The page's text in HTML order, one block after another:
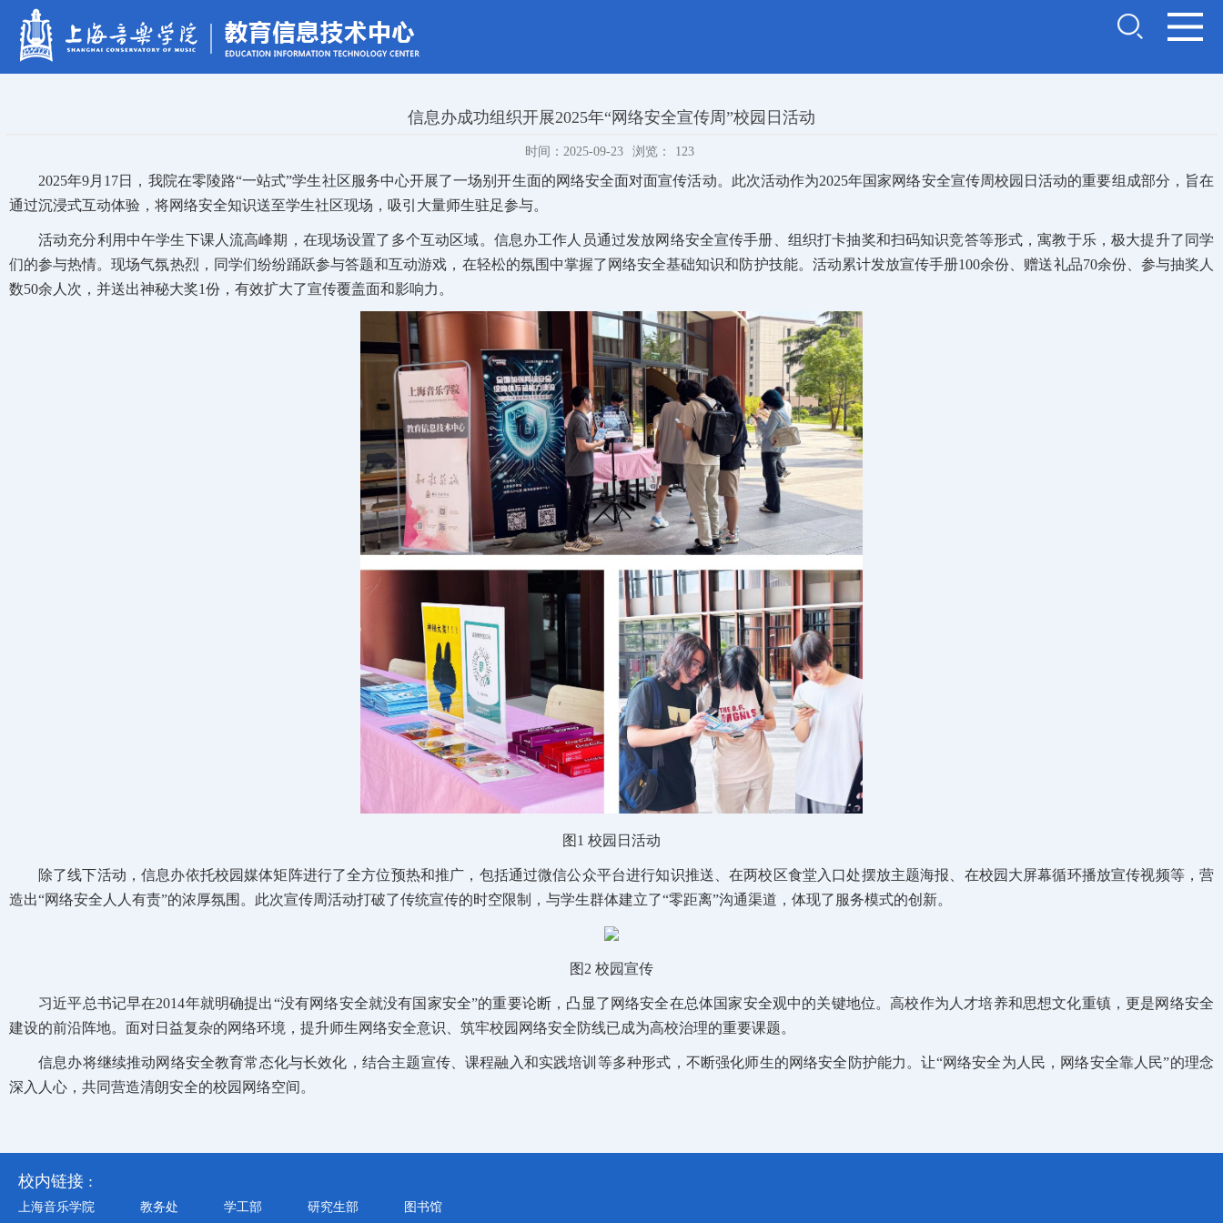
信息办成功组织开展2025年“网络安全宣传周”校园日活动
时间：2025-09-23 浏览： 123
2025年9月17日，我院在零陵路“一站式”学生社区服务中心开展了一场别开生面的网络安全面对面宣传活动。此次活动作为2025年国家网络安全宣传周校园日活动的重要组成部分，旨在
通过沉浸式互动体验，将网络安全知识送至学生社区现场，吸引大量师生驻足参与。
活动充分利用中午学生下课人流高峰期，在现场设置了多个互动区域。信息办工作人员通过发放网络安全宣传手册、组织打卡抽奖和扫码知识竞答等形式，寓教于乐，极大提升了同学
们的参与热情。现场气氛热烈，同学们纷纷踊跃参与答题和互动游戏，在轻松的氛围中掌握了网络安全基础知识和防护技能。活动累计发放宣传手册100余份、赠送礼品70余份、参与抽奖人
数50余人次，并送出神秘大奖1份，有效扩大了宣传覆盖面和影响力。
图1 校园日活动
除了线下活动，信息办依托校园媒体矩阵进行了全方位预热和推广，包括通过微信公众平台进行知识推送、在两校区食堂入口处摆放主题海报、在校园大屏幕循环播放宣传视频等，营
造出“网络安全人人有责”的浓厚氛围。此次宣传周活动打破了传统宣传的时空限制，与学生群体建立了“零距离”沟通渠道，体现了服务模式的创新。
图2 校园宣传
习近平总书记早在2014年就明确提出“没有网络安全就没有国家安全”的重要论断，凸显了网络安全在总体国家安全观中的关键地位。高校作为人才培养和思想文化重镇，更是网络安全
建设的前沿阵地。面对日益复杂的网络环境，提升师生网络安全意识、筑牢校园网络安全防线已成为高校治理的重要课题。
信息办将继续推动网络安全教育常态化与长效化，结合主题宣传、课程融入和实践培训等多种形式，不断强化师生的网络安全防护能力。让“网络安全为人民，网络安全靠人民”的理念
深入人心，共同营造清朗安全的校园网络空间。
校内链接 :
上海音乐学院 教务处 学工部 研究生部 图书馆